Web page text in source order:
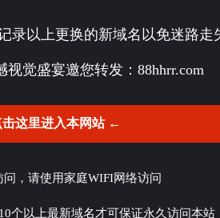
录以上更换的新域名以免迷路走
觉盛宴邀您转发： 88hhrr.com
这里进入本网站 ←
，请使用家庭WIFI网络访问
个以上最新域名才可保证永久访问本站